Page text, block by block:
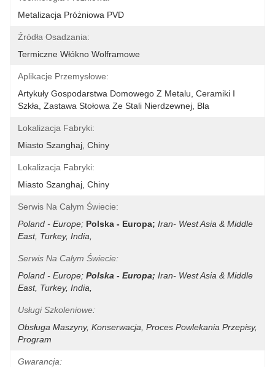
Metalizacja Próżniowa PVD
Źródła Osadzania:
Termiczne Włókno Wolframowe
Aplikacje Przemysłowe:
Artykuły Gospodarstwa Domowego Z Metalu, Ceramiki I
Szkła, Zastawa Stołowa Ze Stali Nierdzewnej, Bla
Lokalizacja Fabryki:
Miasto Szanghaj, Chiny
Lokalizacja Fabryki:
Miasto Szanghaj, Chiny
Serwis Na Całym Świecie:
Poland - Europe; Polska - Europa; Iran- West Asia & Middle
East, Turkey, India,
Serwis Na Całym Świecie:
Poland - Europe; Polska - Europa; Iran- West Asia & Middle
East, Turkey, India,
Usługi Szkoleniowe:
Obsługa Maszyny, Konserwacja, Proces Powlekania Przepisy,
Program
Gwarancja: